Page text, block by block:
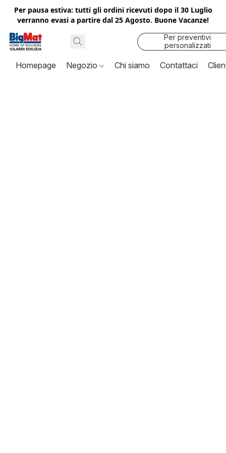
Per pausa estiva: tutti gli ordini ricevuti dopo il 30 Luglio
verranno evasi a partire dal 25 Agosto. Buone Vacanze!
Per preventivi
personalizzati
contattaci
Homepage Negozio Chi siamo Contattaci